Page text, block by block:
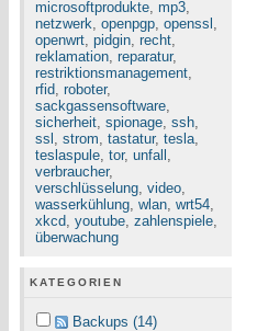
microsoftprodukte, mp3,
netzwerk, openpgp, openssl ,
openwrt, pidgin, recht,
reklamation, reparatur,
restriktionsmanagement,
rfid, roboter,
sackgassensoftware,
sicherheit, spionage, ssh,
ssl , strom, tastatur, tesla,
teslaspule, tor, unfall ,
verbraucher,
verschlüsselung, video,
wasserkühlung, wlan, wrt54,
xkcd, youtube, zahlenspiele,
überwachung
KATEGORIEN
Backups (14)